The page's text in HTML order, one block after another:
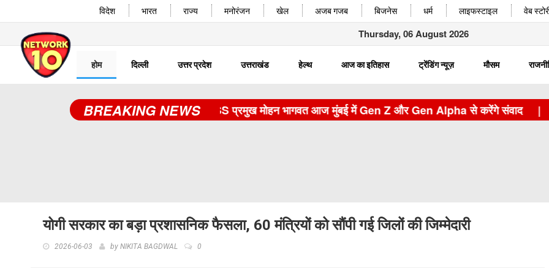
विदेश भारत राज्य मनोरंजन खेल अजब गजब बिजनेस धर्म लाइफस्टाइल वेब
Thursday, 06 August 2026
होम दिल्ली उत्तर प्रदेश उत्तराखंड हेल्थ आज का इतिहास ट्रेंडिंग न्यूज़ मौसम
BREAKING NEWSRSS प्रमुख मोहन भागवत आज मुंबई में Gen Z और Gen Alpha से करेंगे संवाद |
योगी सरकार का बड़ा प्रशासनिक फैसला, 60 मंत्रियों को सौंपी गई जिलों की जिम्मेदारी
2026-06-03 by NIKITA BAGDWAL 0